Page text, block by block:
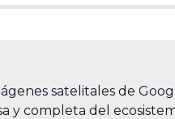
satelitales de
y completa del